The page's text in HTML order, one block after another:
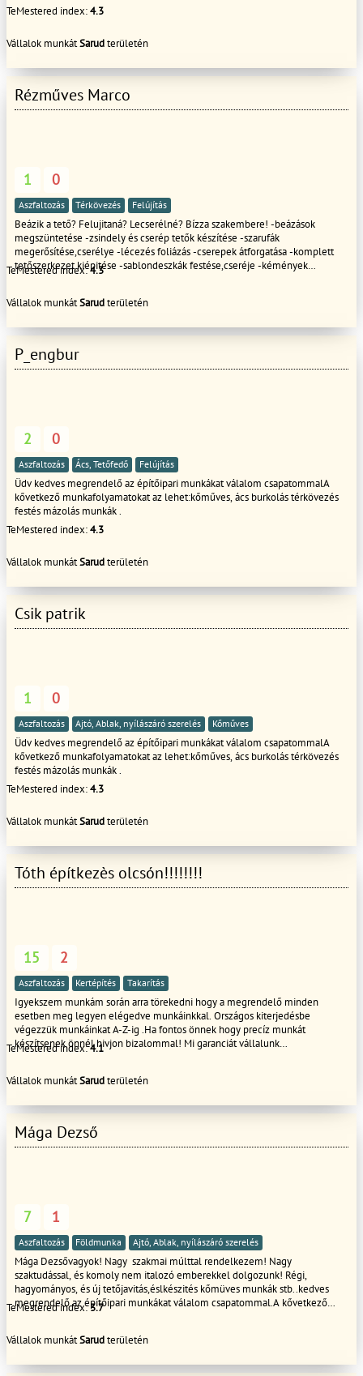
TeMestered index:4.3
Vállalok munkátSarudterületén
Rézműves Marco
1 0
Aszfaltozás Térkövezés Felújítás
Beázik a tető? Felujitaná? Lecserélné? Bízza szakembere! -beázások
megszüntetése -zsindely és cserép tetők készítése -szarufák
megerősítése,cserélye -lécezés foliázás -cserepek átforgatása -komplett
tetőszerkezet kiépitése -sablondeszkák festése,cseréje -kémények
TeMestered index:4.3
Vállalok munkátSarudterületén
P_engbur
2 0
Aszfaltozás Ács, Tetőfedő Felújítás
Üdv kedves megrendelő az építőipari munkákat válalom csapatommalA
kővetkező munkafolyamatokat az lehet:kőműves, ács burkolás térkövezés
festés mázolás munkák .
TeMestered index:4.3
Vállalok munkátSarudterületén
Csik patrik
1 0
Aszfaltozás Ajtó, Ablak, nyílászáró szerelés Kőműves
Üdv kedves megrendelő az építőipari munkákat válalom csapatommalA
kővetkező munkafolyamatokat az lehet:kőműves, ács burkolás térkövezés
festés mázolás munkák .
TeMestered index:4.3
Vállalok munkátSarudterületén
Tóth építkezès olcsón!!!!!!!!
15 2
Aszfaltozás Kertépítés Takarítás
Igyekszem munkám során arra törekedni hogy a megrendelő minden
esetben meg legyen elégedve munkáinkkal. Országos kiterjedésbe
végezzük munkáinkat A-Z-ig .Ha fontos önnek hogy precíz munkát
készítsenek önnél hivjon bizalommal! Mi garanciát vállalunk
TeMestered index:4.1
Vállalok munkátSarudterületén
Mága Dezső
7 1
Aszfaltozás Földmunka Ajtó, Ablak, nyílászáró szerelés
Mága Dezsővagyok! Nagy szakmai múlttal rendelkezem! Nagy
szaktudással, és komoly nem italozó emberekkel dolgozunk! Régi,
hagyományos, és új tetőjavitás,éslkészités kőmüves munkák stb..kedves
megrendelő az építőipari munkákat válalom csapatommal.A kővetkező
TérkővezésStb ststb Hívjon bátran!Tisztelettel: Mága
TeMestered index:3.7
Vállalok munkátSarudterületén